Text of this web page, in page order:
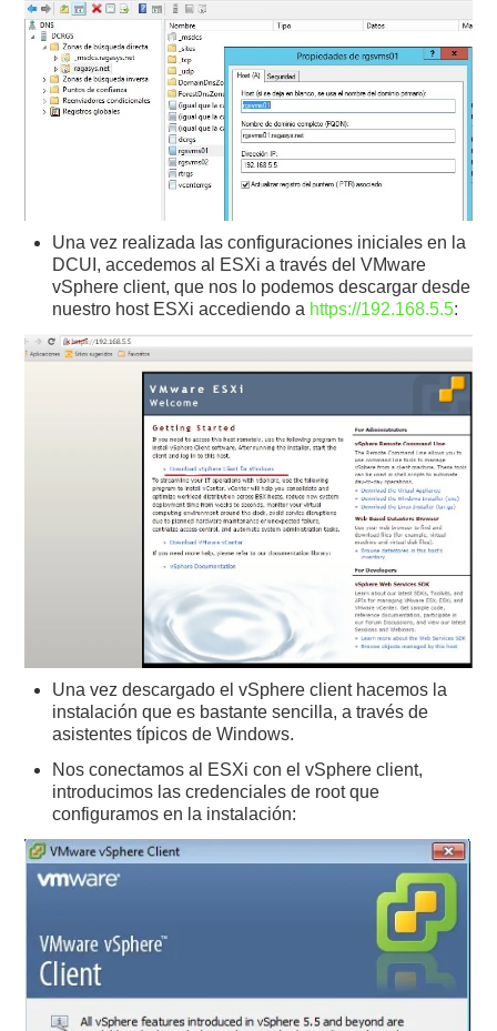
Una vez realizada las configuraciones iniciales en la
DCUI, accedemos al ESXi a través del VMware
vSphere client, que nos lo podemos descargar desde
nuestro host ESXi accediendo a https://192.168.5.5:
Una vez descargado el vSphere client hacemos la
instalación que es bastante sencilla, a través de
asistentes típicos de Windows.
Nos conectamos al ESXi con el vSphere client,
introducimos las credenciales de root que
configuramos en la instalación: